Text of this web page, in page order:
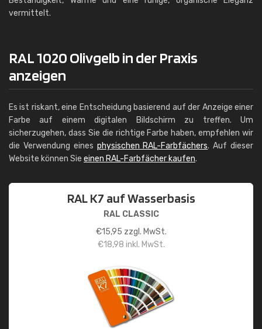
vermittelt.
RAL 1020 Olivgelb in der Praxis
anzeigen
Es ist riskant, eine Entscheidung basierend auf der Anzeige einer
Farbe auf einem digitalen Bildschirm zu treffen. Um
sicherzugehen, dass Sie die richtige Farbe haben, empfehlen wir
die Verwendung eines physischen RAL-Farbfächers. Auf dieser
Website können Sie einen RAL-Farbfächer kaufen.
RAL K7 auf Wasserbasis
RAL CLASSIC
€15,95 zzgl. MwSt.
€18,98 inkl. MwSt.